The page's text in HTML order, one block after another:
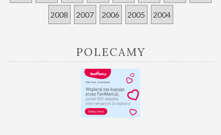
2008 2007 2006 2005 2004
POLECAMY